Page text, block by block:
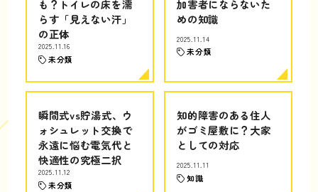
も？トイレの床を濡
らす「見えない汗」
の正体
2025.11.16
未分類
加害者にならないた
めの知識
2025.11.14
未分類
瞬間式vs貯湯式、ウ
ォシュレット交換で
永遠に悩む電気代と
快適性の究極二択
2025.11.12
未分類
知的障害のある住人
がゴミ屋敷に？大家
としての対応
2025.11.11
知識